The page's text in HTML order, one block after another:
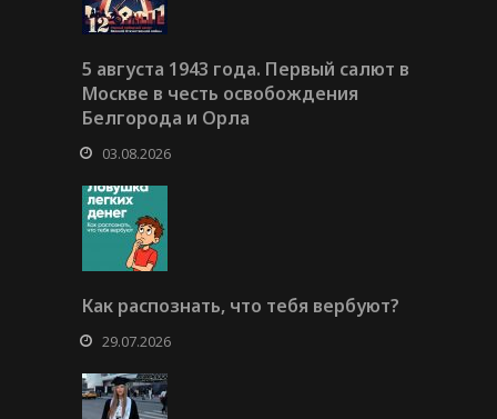
5 августа 1943 года. Первый салют в
Москве в честь освобождения
Белгорода и Орла
03.08.2026
Как распознать, что тебя вербуют?
29.07.2026